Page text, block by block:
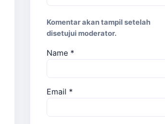
Komentar akan tampil setelah
disetujui moderator.
Name *
Email *